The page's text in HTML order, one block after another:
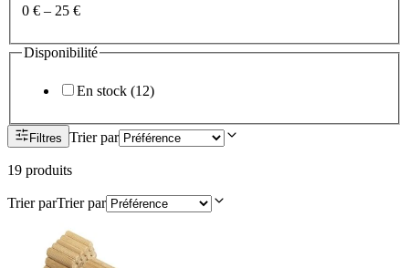
0 € – 25 €
Disponibilité
En stock (12)
Filtres Trier par
19 produits
Trier parTrier par